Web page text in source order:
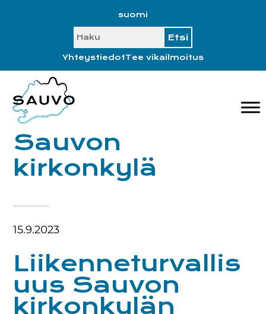
alatunnisteeseen
suomi
SEARCH
YhteystiedotTee vikailmoitus
Sauvon
kirkonkylä
15.9.2023
Liikenneturvallis
uus Sauvon
kirkonkylän